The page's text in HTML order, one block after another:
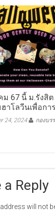
ม 67 นี้ ม.รังสิต
าโลวีนเพื่อกา
24, 2024
กองบร
a Reply
will not